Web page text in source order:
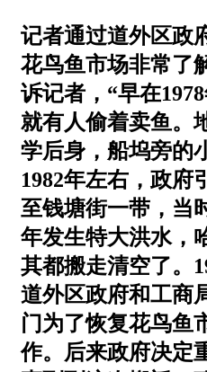
记者通过道外区政
花鸟鱼市场非常了
诉记者，“早在
就有人偷着卖鱼。
学后身，船坞旁的
1982年左右，政府
至钱塘街一带，当
年发生特大洪水，
其都搬走清空了。
道外区政府和工商
门为了恢复花鸟鱼
作。后来政府决定